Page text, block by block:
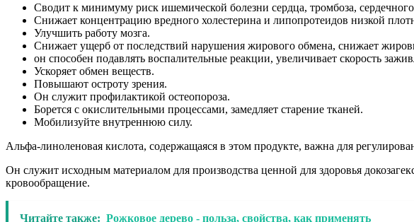
Сводит к минимуму риск ишемической болезни сердца, тромбоза,
Снижает концентрацию вредного холестерина и липопротеидов низкой
Улучшить работу мозга.
Снижает ущерб от последствий нарушения жирового обмена, снижает
он способен подавлять воспалительные реакции, увеличивает скорость
Ускоряет обмен веществ.
Повышают остроту зрения.
Он служит профилактикой остеопороза.
Борется с окислительными процессами, замедляет старение тканей.
Мобилизуйте внутреннюю силу.
Альфа-линоленовая кислота, содержащаяся в этом продукте, важна для
Он служит исходным материалом для производства ценной для здоровья
кровообращение.
Читайте также: Рожковое дерево - польза, свойства, как применять